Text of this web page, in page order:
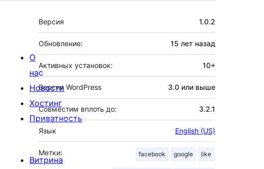
Мета
Версия 1.0.2
Обновление: 15 лет назад
Активных установок: 10+
Версия WordPress 3.0 или выше
Совместим вплоть до: 3.2.1
Язык English (US)
Метки: facebook google like
О
нас
Новости
Хостинг
Приватность
Витрина